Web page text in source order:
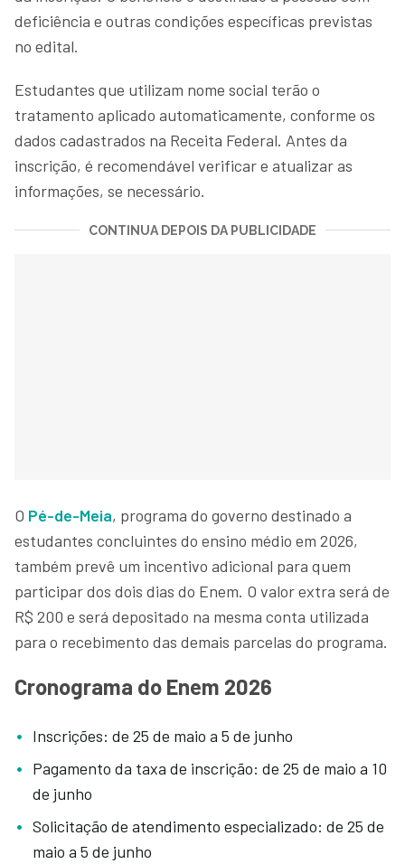
deficiência e outras condições específicas previstas
no edital.
Estudantes que utilizam nome social terão o
tratamento aplicado automaticamente, conforme os
dados cadastrados na Receita Federal. Antes da
inscrição, é recomendável verificar e atualizar as
informações, se necessário.
CONTINUA DEPOIS DA PUBLICIDADE
O Pé-de-Meia, programa do governo destinado a
estudantes concluintes do ensino médio em 2026,
também prevê um incentivo adicional para quem
participar dos dois dias do Enem. O valor extra será de
R$ 200 e será depositado na mesma conta utilizada
para o recebimento das demais parcelas do programa.
Cronograma do Enem 2026
Inscrições: de 25 de maio a 5 de junho
Pagamento da taxa de inscrição: de 25 de maio a 10
de junho
Solicitação de atendimento especializado: de 25 de
maio a 5 de junho